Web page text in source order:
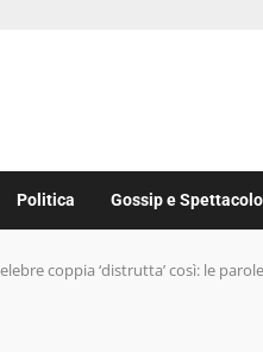
Politica Gossip e Spettacolo
coppia ‘distrutta’ così: le